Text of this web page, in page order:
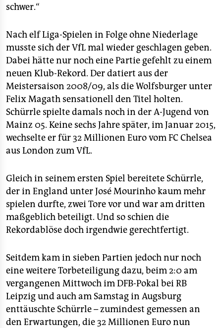
schwer.“
Nach elf Liga-Spielen in Folge ohne Niederlage
musste sich der VfL mal wieder geschlagen geben.
Dabei hätte nur noch eine Partie gefehlt zu einem
neuen Klub-Rekord. Der datiert aus der
Meistersaison 2008/09, als die Wolfsburger unter
Felix Magath sensationell den Titel holten.
Schürrle spielte damals noch in der A-Jugend von
Mainz 05. Keine sechs Jahre später, im Januar 2015,
wechselte er für 32 Millionen Euro vom FC Chelsea
aus London zum VfL.
Gleich in seinem ersten Spiel bereitete Schürrle,
der in England unter José Mourinho kaum mehr
spielen durfte, zwei Tore vor und war am dritten
maßgeblich beteiligt. Und so schien die
Rekordablöse doch irgendwie gerechtfertigt.
Seitdem kam in sieben Partien jedoch nur noch
eine weitere Torbeteiligung dazu, beim 2:0 am
vergangenen Mittwoch im DFB-Pokal bei RB
Leipzig und auch am Samstag in Augsburg
enttäuschte Schürrle – zumindest gemessen an
den Erwartungen, die 32 Millionen Euro nun